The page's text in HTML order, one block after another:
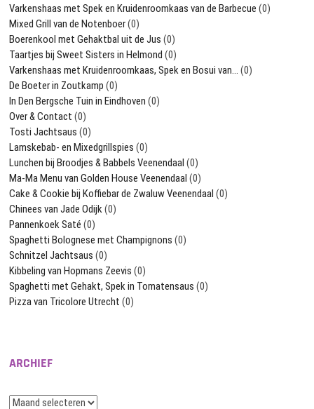
Varkenshaas met Spek en Kruidenroomkaas van de Barbecue (0)
Mixed Grill van de Notenboer(0)
Boerenkool met Gehaktbal uit de Jus (0)
Taartjes bij Sweet Sisters in Helmond (0)
Varkenshaas met Kruidenroomkaas, Spek en Bosui van… (0)
De Boeter in Zoutkamp (0)
In Den Bergsche Tuin in Eindhoven (0)
Over & Contact (0)
Tosti Jachtsaus (0)
Lamskebab- en Mixedgrillspies (0)
Lunchen bij Broodjes & Babbels Veenendaal (0)
Ma-Ma Menu van Golden House Veenendaal (0)
Cake & Cookie bij Koffiebar de Zwaluw Veenendaal (0)
Chinees van Jade Odijk(0)
Pannenkoek Saté (0)
Spaghetti Bolognese met Champignons (0)
Schnitzel Jachtsaus (0)
Kibbeling van Hopmans Zeevis (0)
Spaghetti met Gehakt, Spek in Tomatensaus (0)
Pizza van Tricolore Utrecht (0)
ARCHIEF
Archief